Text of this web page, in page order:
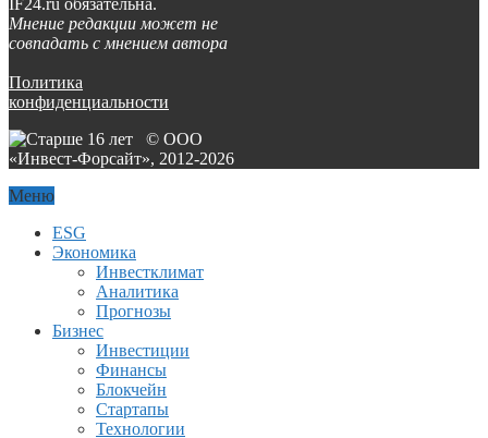
IF24.ru обязательна.
Мнение редакции может не
совпадать с мнением автора
Политика
конфиденциальности
© ООО
«Инвест-Форсайт», 2012-2026
Меню
ESG
Экономика
Инвестклимат
Аналитика
Прогнозы
Бизнес
Инвестиции
Финансы
Блокчейн
Стартапы
Технологии